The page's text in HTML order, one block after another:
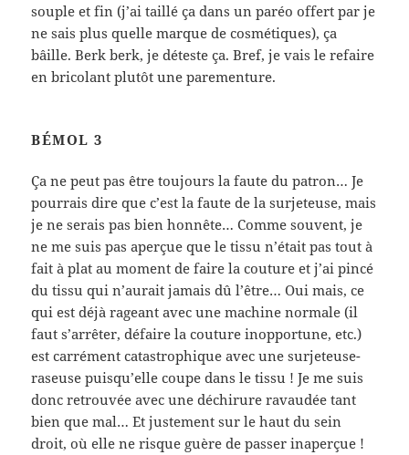
souple et fin (j’ai taillé ça dans un paréo offert par je
ne sais plus quelle marque de cosmétiques), ça
bâille. Berk berk, je déteste ça. Bref, je vais le refaire
en bricolant plutôt une parementure.
BÉMOL 3
Ça ne peut pas être toujours la faute du patron… Je
pourrais dire que c’est la faute de la surjeteuse, mais
je ne serais pas bien honnête… Comme souvent, je
ne me suis pas aperçue que le tissu n’était pas tout à
fait à plat au moment de faire la couture et j’ai pincé
du tissu qui n’aurait jamais dû l’être… Oui mais, ce
qui est déjà rageant avec une machine normale (il
faut s’arrêter, défaire la couture inopportune, etc.)
est carrément catastrophique avec une surjeteuse-
raseuse puisqu’elle coupe dans le tissu ! Je me suis
donc retrouvée avec une déchirure ravaudée tant
bien que mal… Et justement sur le haut du sein
droit, où elle ne risque guère de passer inaperçue !